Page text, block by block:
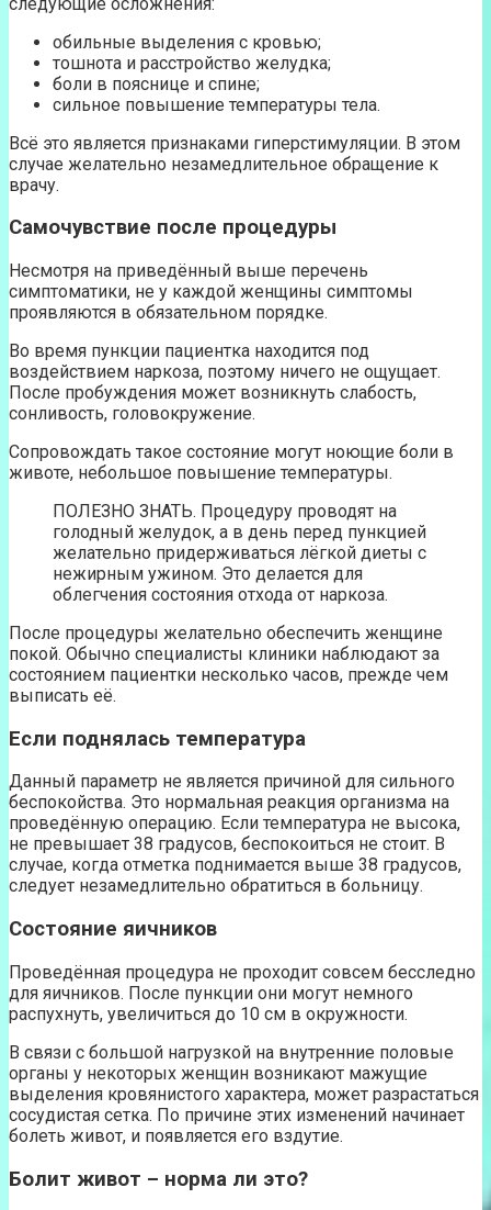
обильные выделения с кровью;
тошнота и расстройство желудка;
боли в пояснице и спине;
сильное повышение температуры тела.
Всё это является признаками гиперстимуляции. В этом
случае желательно незамедлительное обращение к
врачу.
Самочувствие после процедуры
Несмотря на приведённый выше перечень
симптоматики, не у каждой женщины симптомы
проявляются в обязательном порядке.
Во время пункции пациентка находится под
воздействием наркоза, поэтому ничего не ощущает.
После пробуждения может возникнуть слабость,
сонливость, головокружение.
Сопровождать такое состояние могут ноющие боли в
животе, небольшое повышение температуры.
ПОЛЕЗНО ЗНАТЬ. Процедуру проводят на
голодный желудок, а в день перед пункцией
желательно придерживаться лёгкой диеты с
нежирным ужином. Это делается для
облегчения состояния отхода от наркоза.
После процедуры желательно обеспечить женщине
покой. Обычно специалисты клиники наблюдают за
состоянием пациентки несколько часов, прежде чем
выписать её.
Если поднялась температура
Данный параметр не является причиной для сильного
беспокойства. Это нормальная реакция организма на
проведённую операцию. Если температура не высока,
не превышает 38 градусов, беспокоиться не стоит. В
случае, когда отметка поднимается выше 38 градусов,
следует незамедлительно обратиться в больницу.
Состояние яичников
Проведённая процедура не проходит совсем бесследно
для яичников. После пункции они могут немного
распухнуть, увеличиться до 10 см в окружности.
В связи с большой нагрузкой на внутренние половые
органы у некоторых женщин возникают мажущие
выделения кровянистого характера, может разрастаться
сосудистая сетка. По причине этих изменений начинает
болеть живот, и появляется его вздутие.
Болит живот – норма ли это?